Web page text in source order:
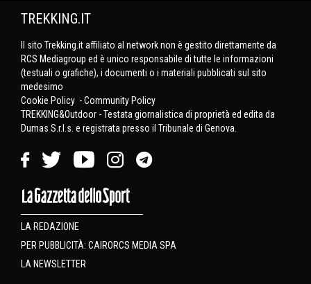
TREKKING.IT
Il sito Trekking.it affiliato al network non è gestito direttamente da
RCS Mediagroup ed è unico responsabile di tutte le informazioni
(testuali o grafiche), i documenti o i materiali pubblicati sul sito
medesimo
Cookie Policy -Community Policy
TREKKING&Outdoor - Testata giornalistica di proprietà ed edita da
Dumas S.r.l.s. e registrata presso il Tribunale di Genova.
LA REDAZIONE
PER PUBBLICITÀ: CAIRORCS MEDIA SPA
LA NEWSLETTER